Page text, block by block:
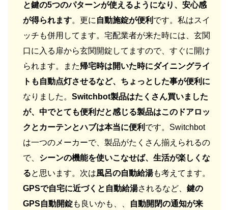
と鍵の5つのパターンが使えるようになり、安心感
が得られます。更に 自動施錠が便利 です。私はスイ
ッチも併用してます。宅配業者が来た時には、玄関
口に入る扉から玄関開錠してますので、すぐに開け
られます。また帰宅時は開いた時にダイニングライ
トも自動点灯させるなど、ちょっとした事が便利に
なりました。 Switchbot製品はたくさん買いました
が、中でとても便利だと感じる製品はこのドアロッ
クとカーテンとハブは本当に便利 です。Switchbot
は一つのメーカーで、製品がたくさん揃えられるの
で、 シーンの機能を使いこなせば、生活が楽しくな
ると思います。次は風呂の自動給湯も考えてます。
GPSで自宅に近づくと自動給湯されるなど、 鍵の
GPS自動開錠も良いかも、、
自動開閉の通知が来